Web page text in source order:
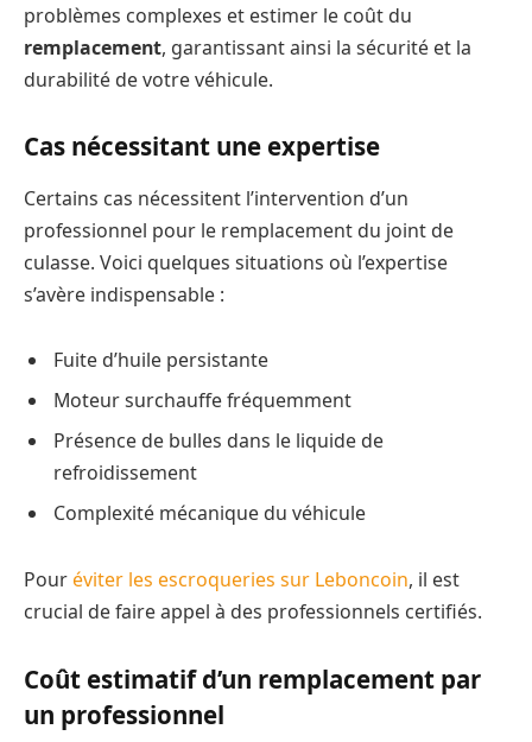
problèmes complexes et estimer le coût du
remplacement, garantissant ainsi la sécurité et la
durabilité de votre véhicule.
Cas nécessitant une expertise
Certains cas nécessitent l’intervention d’un
professionnel pour le remplacement du joint de
culasse. Voici quelques situations où l’expertise
s’avère indispensable :
Fuite d’huile persistante
Moteur surchauffe fréquemment
Présence de bulles dans le liquide de
refroidissement
Complexité mécanique du véhicule
Pouréviter les escroqueries sur Leboncoin, il est
crucial de faire appel à des professionnels certifiés.
Coût estimatif d’un remplacement par
un professionnel